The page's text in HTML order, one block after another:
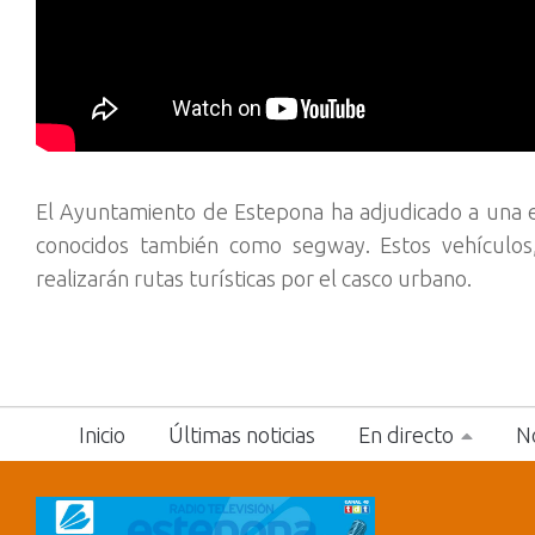
El Ayuntamiento de Estepona ha adjudicado a
conocidos también como segway. Estos
realizarán rutas turísticas por el casco urbano.
Inicio Últimas noticias En directo